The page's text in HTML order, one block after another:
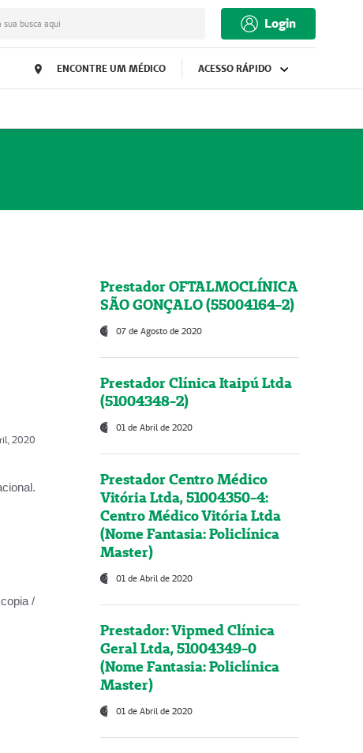
sua busca aqui Login
ENCONTRE UM MÉDICO ACESSO RÁPIDO
2020
/
Prestador OFTALMOCLÍNICA
SÃO GONÇALO (55004164-2)
07 de Agosto de 2020
Prestador Clínica Itaipú Ltda
(51004348-2)
01 de Abril de 2020
Prestador Centro Médico
Vitória Ltda, 51004350-4:
Centro Médico Vitória Ltda
(Nome Fantasia: Policlínica
Master)
01 de Abril de 2020
Prestador: Vipmed Clínica
Geral Ltda, 51004349-0
(Nome Fantasia: Policlínica
Master)
01 de Abril de 2020